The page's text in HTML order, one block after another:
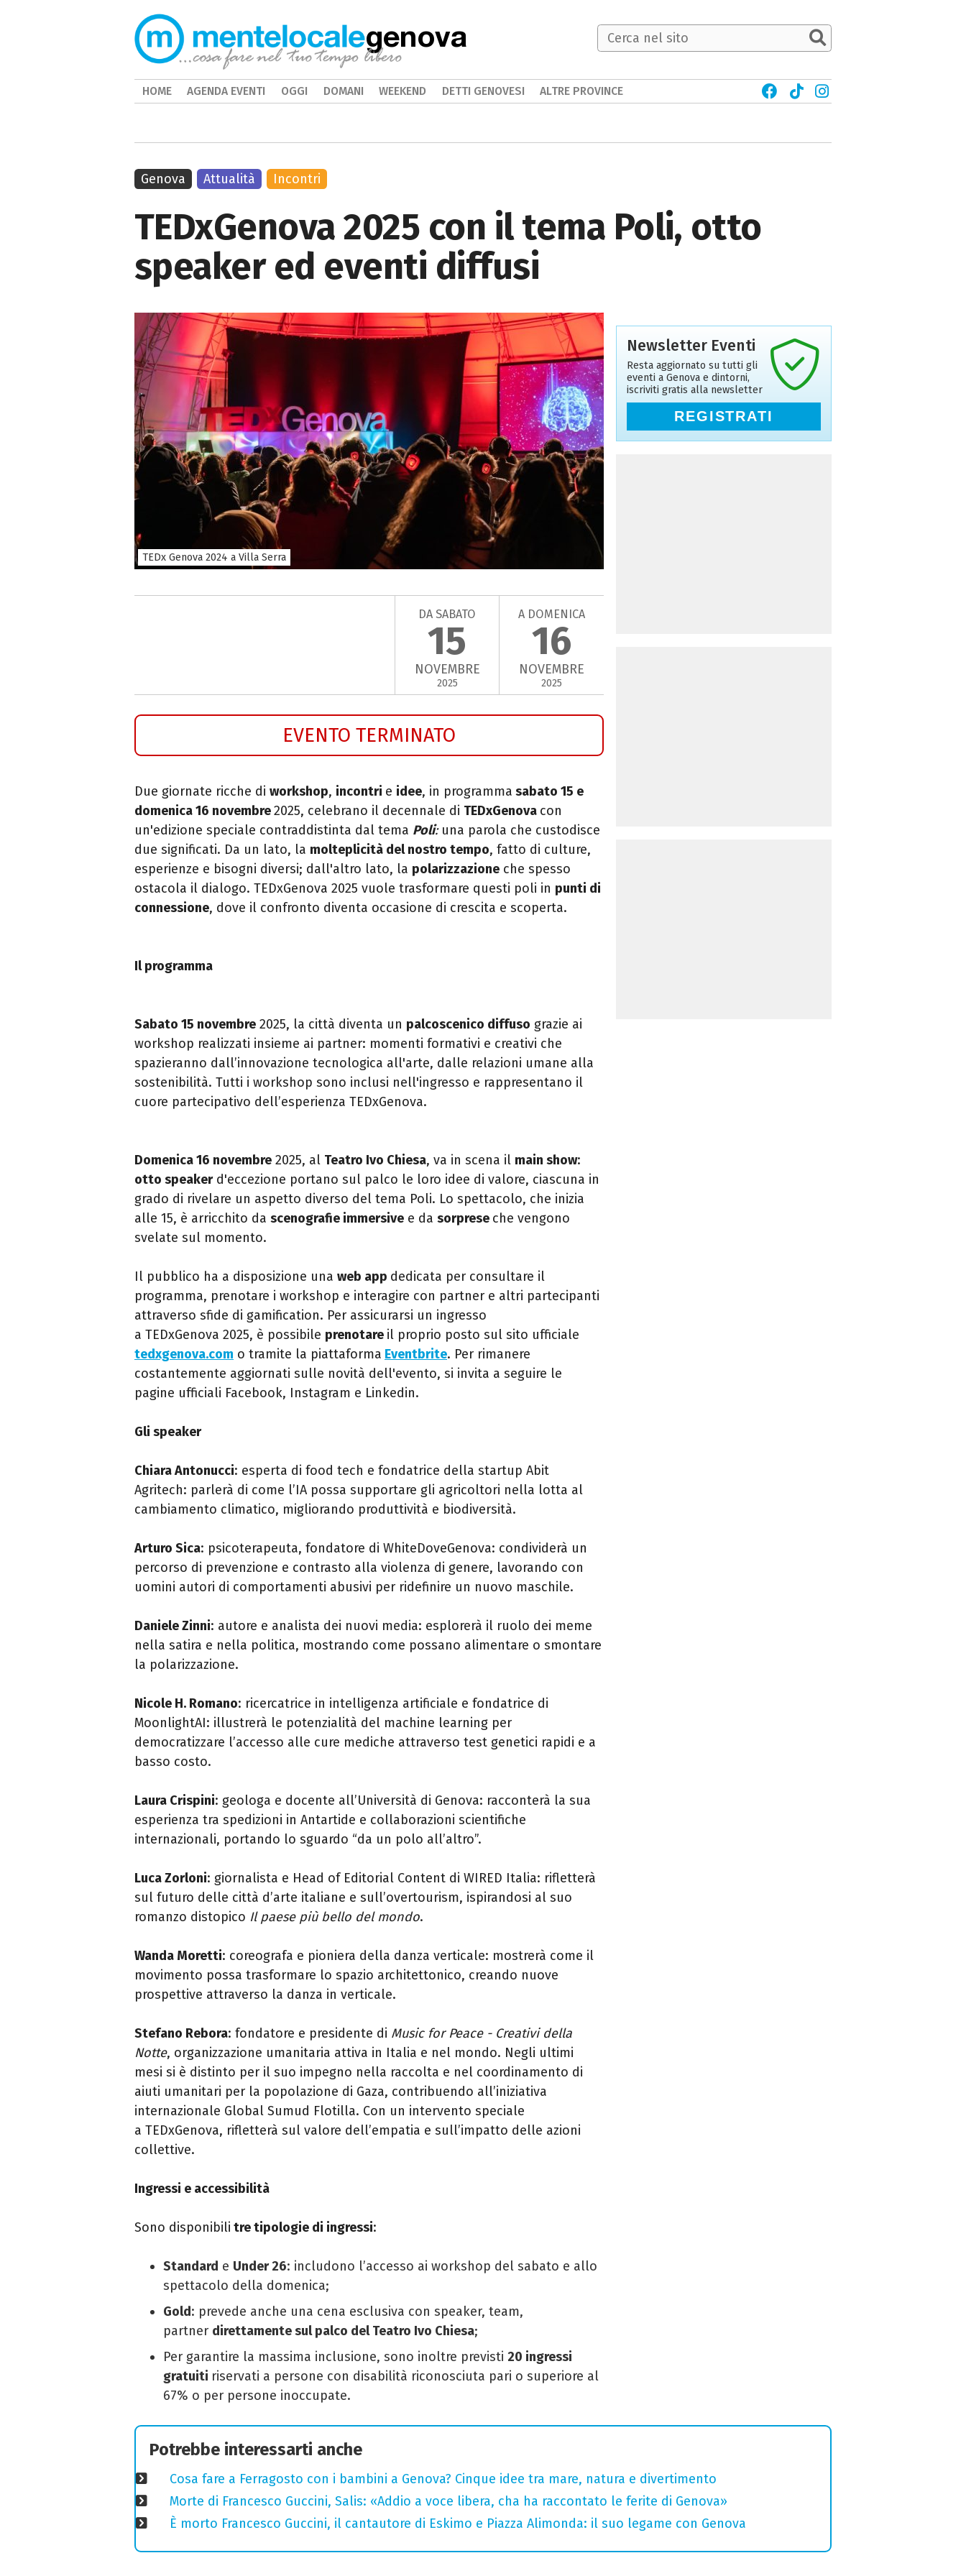
TEDxGenova 2025 con il tema Poli, otto
speaker ed eventi diffusi
TEDx Genova 2024 a Villa Serra
DA SABATO
15
NOVEMBRE
2025
A DOMENICA
16
NOVEMBRE
2025
EVENTO TERMINATO
Due giornate ricche di workshop, incontri e idee, in programma sabato 15 e
domenica 16 novembre2025, celebrano il decennale di TEDxGenova con
un'edizione speciale contraddistinta dal tema Poli: una parola che custodisce
due significati. Da un lato, la molteplicità del nostro tempo, fatto di culture,
esperienze e bisogni diversi; dall'altro lato, la polarizzazione che spesso
ostacola il dialogo. TEDxGenova 2025 vuole trasformare questi poli in punti di
connessione, dove il confronto diventa occasione di crescita e scoperta.
Il programma
Sabato 15 novembre 2025, la città diventa un palcoscenico diffuso grazie ai
workshop realizzati insieme ai partner: momenti formativi e creativi che
spazieranno dall’innovazione tecnologica all'arte, dalle relazioni umane alla
sostenibilità. Tutti i workshop sono inclusi nell'ingresso e rappresentano il
cuore partecipativo dell’esperienza TEDxGenova.
Domenica 16 novembre 2025, al Teatro Ivo Chiesa, va in scena il main show:
otto speakerd'eccezione portano sul palco le loro idee di valore, ciascuna in
grado di rivelare un aspetto diverso del tema Poli. Lo spettacolo, che inizia
alle 15, è arricchito da scenografie immersive e da sorprese che vengono
svelate sul momento.
Il pubblico ha a disposizione una web app dedicata per consultare il
programma, prenotare i workshop e interagire con partner e altri partecipanti
attraverso sfide di gamification. Per assicurarsi un ingresso
a TEDxGenova 2025, è possibile prenotare il proprio posto sul sito ufficiale
tedxgenova.com o tramite la piattaforma Eventbrite. Per rimanere
costantemente aggiornati sulle novità dell'evento, si invita a seguire le
pagine ufficiali Facebook, Instagram e Linkedin.
Gli speaker
Chiara Antonucci: esperta di food tech e fondatrice della startup Abit
Agritech: parlerà di come l’IA possa supportare gli agricoltori nella lotta al
cambiamento climatico, migliorando produttività e biodiversità.
Arturo Sica: psicoterapeuta, fondatore di WhiteDoveGenova: condividerà un
percorso di prevenzione e contrasto alla violenza di genere, lavorando con
uomini autori di comportamenti abusivi per ridefinire un nuovo maschile.
Daniele Zinni: autore e analista dei nuovi media: esplorerà il ruolo dei meme
nella satira e nella politica, mostrando come possano alimentare o smontare
la polarizzazione.
Nicole H. Romano: ricercatrice in intelligenza artificiale e fondatrice di
MoonlightAI: illustrerà le potenzialità del machine learning per
democratizzare l’accesso alle cure mediche attraverso test genetici rapidi e a
basso costo.
Laura Crispini: geologa e docente all’Università di Genova: racconterà la sua
esperienza tra spedizioni in Antartide e collaborazioni scientifiche
internazionali, portando lo sguardo “da un polo all’altro”.
Luca Zorloni: giornalista e Head of Editorial Content di WIRED Italia: rifletterà
sul futuro delle città d’arte italiane e sull’overtourism, ispirandosi al suo
romanzo distopico Il paese più bello del mondo.
Wanda Moretti: coreografa e pioniera della danza verticale: mostrerà come il
movimento possa trasformare lo spazio architettonico, creando nuove
prospettive attraverso la danza in verticale.
Stefano Rebora: fondatore e presidente di Music for Peace - Creativi della
Notte, organizzazione umanitaria attiva in Italia e nel mondo. Negli ultimi
mesi si è distinto per il suo impegno nella raccolta e nel coordinamento di
aiuti umanitari per la popolazione di Gaza, contribuendo all’iniziativa
internazionale Global Sumud Flotilla. Con un intervento speciale
a TEDxGenova, rifletterà sul valore dell’empatia e sull’impatto delle azioni
collettive.
Ingressi e accessibilità
Sono disponibili tre tipologie di ingressi:
Standard e Under 26: includono l’accesso ai workshop del sabato e allo
spettacolo della domenica;
Gold: prevede anche una cena esclusiva con speaker, team,
partner direttamente sul palco del Teatro Ivo Chiesa;
Per garantire la massima inclusione, sono inoltre previsti 20 ingressi
gratuiti riservati a persone con disabilità riconosciuta pari o superiore al
67% o per persone inoccupate.
Genova Attualità Incontri
Newsletter Eventi
Resta aggiornato su tutti gli
eventi a Genova e dintorni,
iscriviti gratis alla newsletter
REGISTRATI
Potrebbe interessarti anche
Cosa fare a Ferragosto con i bambini a Genova? Cinque idee tra mare, natura e divertimento
Morte di Francesco Guccini, Salis: «Addio a voce libera, cha ha raccontato le ferite di Genova»
È morto Francesco Guccini, il cantautore di Eskimo e Piazza Alimonda: il suo legame con Genova
genova
HOME AGENDA EVENTI OGGI DOMANI WEEKEND DETTI GENOVESI ALTRE PROVINCE